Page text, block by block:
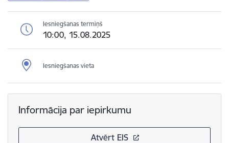
Iesniegšanas termiņš
10:00, 15.08.2025
Iesniegšanas vieta
Informācija par iepirkumu
Atvērt EIS